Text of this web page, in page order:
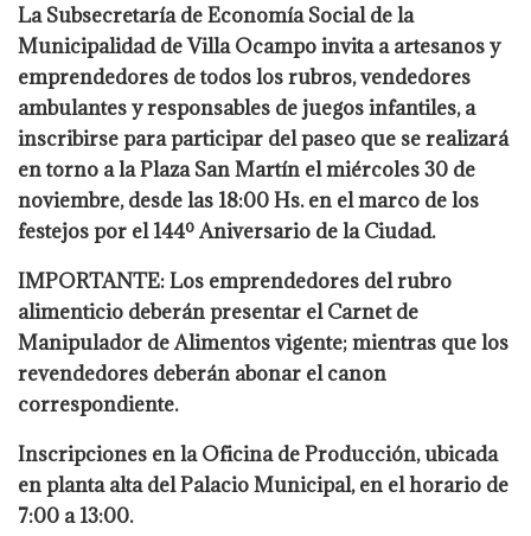
La Subsecretaría de Economía Social de la
Municipalidad de Villa Ocampo invita a artesanos y
emprendedores de todos los rubros, vendedores
ambulantes y responsables de juegos infantiles, a
inscribirse para participar del paseo que se realizará
en torno a la Plaza San Martín el miércoles 30 de
noviembre, desde las 18:00 Hs. en el marco de los
festejos por el 144º Aniversario de la Ciudad.
IMPORTANTE: Los emprendedores del rubro
alimenticio deberán presentar el Carnet de
Manipulador de Alimentos vigente; mientras que los
revendedores deberán abonar el canon
correspondiente.
Inscripciones en la Oficina de Producción, ubicada
en planta alta del Palacio Municipal, en el horario de
7:00 a 13:00.